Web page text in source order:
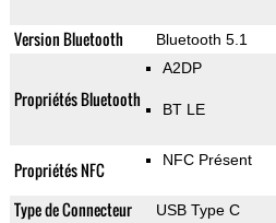
Version Bluetooth Bluetooth 5.1
Propriétés Bluetooth
A2DP
BT LE
Propriétés NFC NFC Présent
Type de Connecteur USB Type C